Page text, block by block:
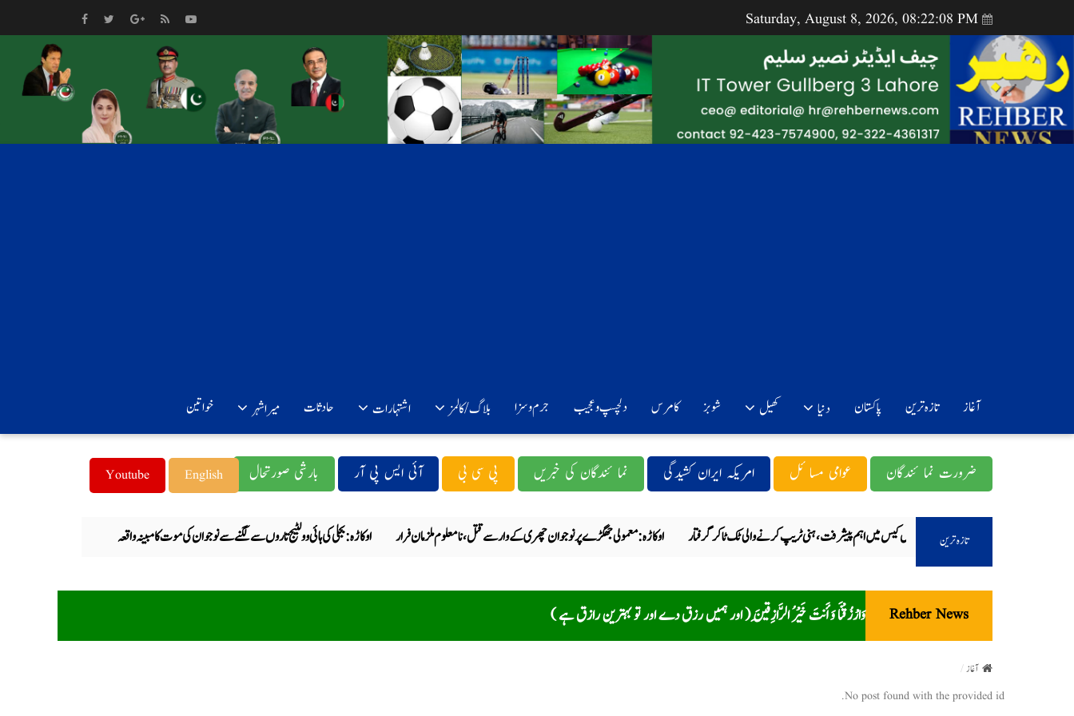
Saturday, August 8, 2026, 08:22:09 PM
آغاز تازہ ترین پاکستان دنیا کھیل شو بز کامرس دلچسپ و عجیب جرم و سزا بلاگ/کالمز اشتہا رات حادثات میرا شہر خواتین
ضرورت نما ئندگان عوامی مسا ئل امریکہ ایران کشیدگی نما ئندگان کی خبریں پی سی بی آئی ایس پی آر بارشی صورتحال English
Youtube
تازہ ترین اوکاڑہ: بجلی کی ہائی وولٹیج تاروں سے لگنے سے نوجوان کی موت کا مبینہ واقعہ اوکاڑہ: معمولی جھگڑے پر نوجوان چھری کے وار سے قتل، نامعلوم ملزمان فرار تحریک انصاف کے رہنما عبداللہ طاہر قتل کیس میں اہم پیشرفت، ہنی ٹریپ کرنے والی ٹک ٹاکر گرفتار
Rehber News وَارْزُقْنَا وَأَنتَ خَيْرُ الرَّازِقِينَ ( اور ہمیں رزق دے اور تو بہترین رازق ہے )
آغاز
No post found with the provided id.